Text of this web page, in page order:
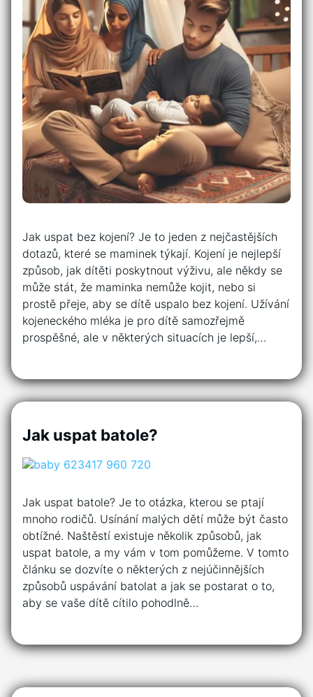
Jak uspat bez kojení? Je to jeden z nejčastějších
dotazů, které se maminek týkají. Kojení je nejlepší
způsob, jak dítěti poskytnout výživu, ale někdy se
může stát, že maminka nemůže kojit, nebo si
prostě přeje, aby se dítě uspalo bez kojení. Užívání
kojeneckého mléka je pro dítě samozřejmě
prospěšné, ale v některých situacích je lepší,…
Jak uspat batole?
Jak uspat batole? Je to otázka, kterou se ptají
mnoho rodičů. Usínání malých dětí může být často
obtížné. Naštěstí existuje několik způsobů, jak
uspat batole, a my vám v tom pomůžeme. V tomto
článku se dozvíte o některých z nejúčinnějších
způsobů uspávání batolat a jak se postarat o to,
aby se vaše dítě cítilo pohodlně…